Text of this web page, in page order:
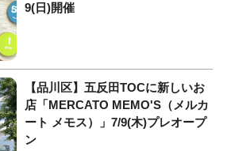
9(日)開催
【品川区】五反田TOCに新しいお
店「MERCATO MEMO'S（メルカ
ート メモス）」7/9(木)プレオープ
ン